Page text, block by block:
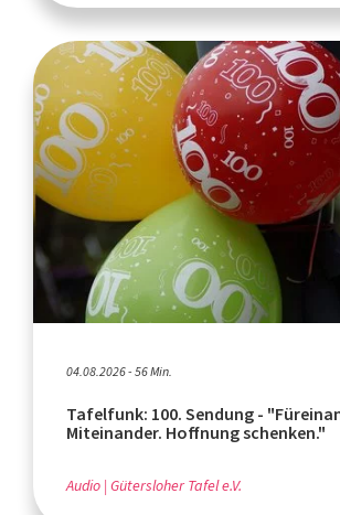
04.08.2026 - 56 Min.
Tafelfunk: 100. Sendung -
Miteinander. Hoffnung schenken."
Audio Gütersloher Tafel e.V.